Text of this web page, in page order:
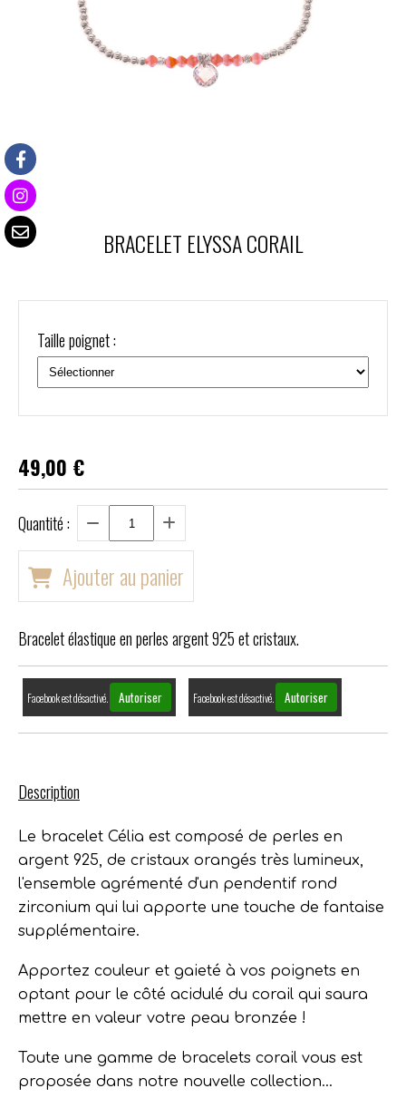
BRACELET ELYSSA CORAIL
Taille poignet :
49,00 €
Quantité :
Ajouter au panier
Bracelet élastique en perles argent 925 et cristaux.
Facebook est désactivé. Autoriser Facebook est désactivé. Autoriser
Description
Le bracelet Célia est composé de perles en
argent 925, de cristaux orangés très lumineux,
l'ensemble agrémenté d'un pendentif rond
zirconium qui lui apporte une touche de fantaise
supplémentaire.
Apportez couleur et gaieté à vos poignets en
optant pour le côté acidulé du corail qui saura
mettre en valeur votre peau bronzée !
Toute une gamme de bracelets corail vous est
proposée dans notre nouvelle collection...